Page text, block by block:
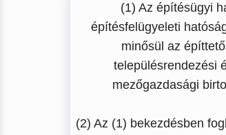
(1) Az építésügyi
építésfelügyeleti
minősül az
településrendezési
mezőgazdasági
(2) Az (1) bekezdésben